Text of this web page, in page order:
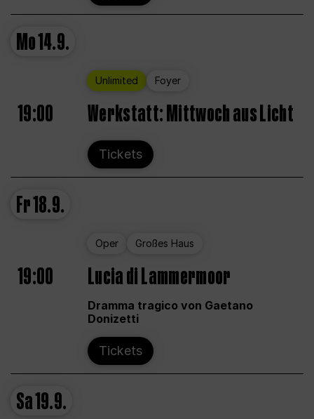
Mo14.9.
Unlimited Foyer
19:00 Werkstatt: Mittwoch aus Licht
Tickets
Fr18.9.
Oper Großes Haus
19:00 Lucia di Lammermoor
Dramma tragico von Gaetano
Donizetti
Tickets
Sa19.9.